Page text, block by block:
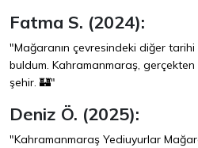
Fatma S. (2024):
"Mağaranın çevresindeki diğer tarihi
buldum. Kahramanmaraş,
şehir. 🏰"
Deniz Ö. (2025):
"Kahramanmaraş Yediuyurlar